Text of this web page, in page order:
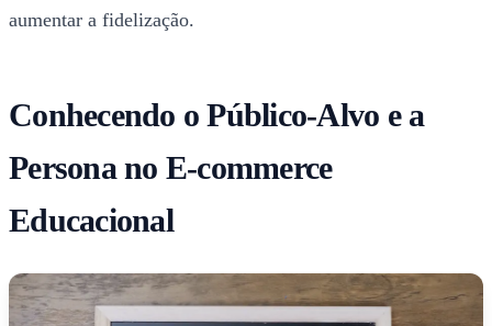
aumentar a fidelização.
Conhecendo o Público-Alvo e a
Persona no E-commerce
Educacional